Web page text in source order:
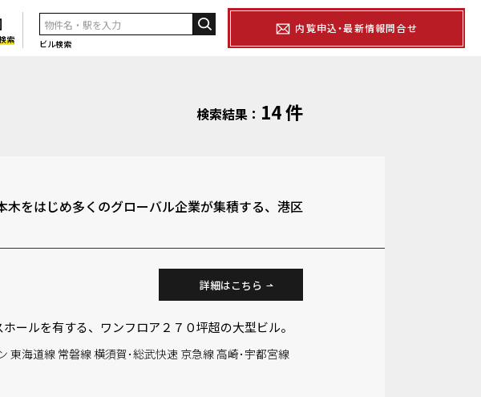
索 ビル検索
内覧申込・最新情報問合せ
検索結果： 14 件
木をはじめ多くのグローバル企業が集積する、港区
ールを有する、ワンフロア２７０坪超の大型ビル。
詳細はこちら
東海道線 常磐線 横須賀･総武快速 京急線 高崎･宇都宮線